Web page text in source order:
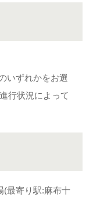
いずれかをお選
行状況によって
最寄り駅:麻布十